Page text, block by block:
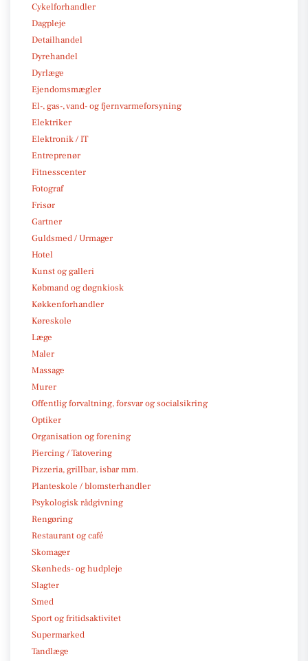
Cykelforhandler
Dagpleje
Detailhandel
Dyrehandel
Dyrlæge
Ejendomsmægler
El-, gas-, vand- og fjernvarmeforsyning
Elektriker
Elektronik / IT
Entreprenør
Fitnesscenter
Fotograf
Frisør
Gartner
Guldsmed / Urmager
Hotel
Kunst og galleri
Købmand og døgnkiosk
Køkkenforhandler
Køreskole
Læge
Maler
Massage
Murer
Offentlig forvaltning, forsvar og socialsikring
Optiker
Organisation og forening
Piercing / Tatovering
Pizzeria, grillbar, isbar mm.
Planteskole / blomsterhandler
Psykologisk rådgivning
Rengøring
Restaurant og café
Skomager
Skønheds- og hudpleje
Slagter
Smed
Sport og fritidsaktivitet
Supermarked
Tandlæge